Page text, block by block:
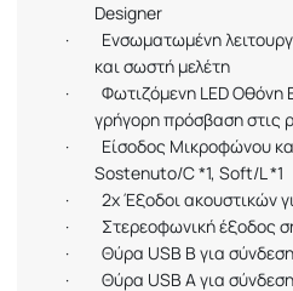
Designer
·
Ενσωματωμένη
και σωστή μελέτη
·
Φωτιζόμενη LEDΟθόνη
γρήγορη πρόσβαση στις
·
Είσοδος Μικροφώνου
Sostenuto/C *1, Soft/L *1
·
2xΈξοδοι ακουστικών
·
Στερεοφωνική έξοδος
·
Θύρα USB Bγια
·
Θύρα USB Aγια σύνδεση